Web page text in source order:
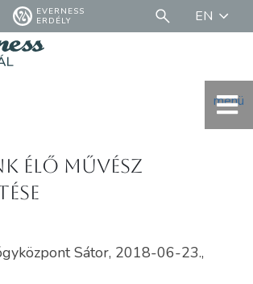
EVERNESS
ERDÉLY
EN
menü
élő művész
Sátor, 2018-06-23.,